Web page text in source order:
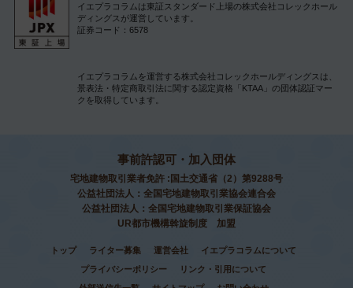
イエプラコラムは東証スタンダード上場の株式会社コレックホール
ディングスが運営しています。
証券コード：6578
イエプラコラムを運営する株式会社コレックホールディングスは、
景表法・特定商取引法に関する認定資格「KTAA」の団体認証マー
クを取得しています。
事前許認可・加入団体
宅地建物取引業者免許 :国土交通省（2）第9288号
公益社団法人：全国宅地建物取引業協会連合会
公益社団法人：全国宅地建物取引業保証協会
UR都市機構斡旋制度 加盟
トップ ライター募集 運営会社
イエプラコラムについて
プライバシーポリシー
リンク・引用について